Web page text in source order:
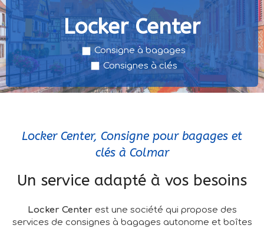
Locker Center
Consigne à bagages
Consignes à clés
Locker Center, Consigne pour bagages et
clés à Colmar
Un service adapté à vos besoins
Locker Centerest une société qui propose des
services de consignes à bagages autonome et boîtes